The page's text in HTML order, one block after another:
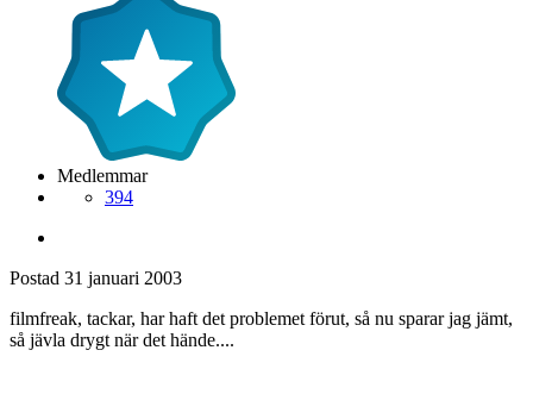
Medlemmar
394
Postad 31 januari 2003
filmfreak, tackar, har haft det problemet förut, så nu sparar jag jämt,
så jävla drygt när det hände....